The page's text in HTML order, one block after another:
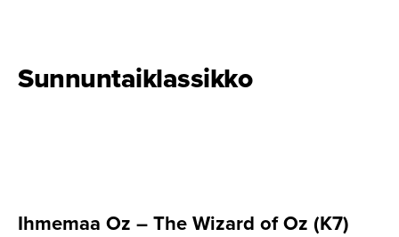
Sunnuntaik­lassikko
Ihmemaa Oz – The Wizard of Oz (K7)